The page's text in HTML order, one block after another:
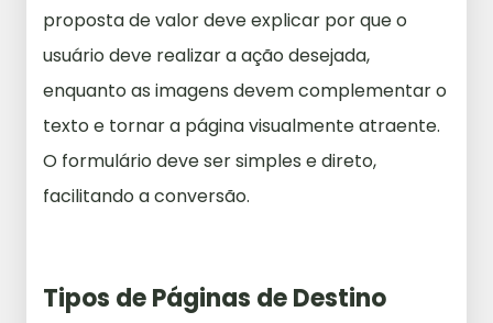
proposta de valor deve explicar por que o
usuário deve realizar a ação desejada,
enquanto as imagens devem complementar o
texto e tornar a página visualmente atraente.
O formulário deve ser simples e direto,
facilitando a conversão.
Tipos de Páginas de Destino